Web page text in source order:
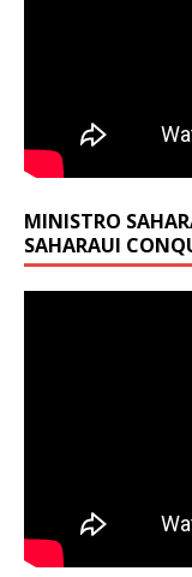
MINISTRO
SAHARAUI